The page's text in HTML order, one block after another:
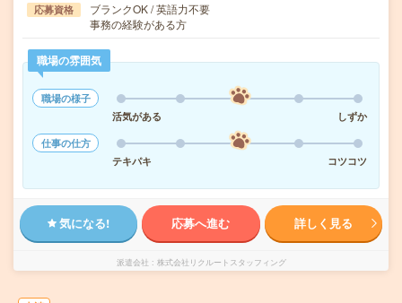
応募資格
ブランクOK / 英語力不要
事務の経験がある方
職場の雰囲気
職場の様子
活気がある
しずか
仕事の仕方
テキパキ
コツコツ
気になる! 応募へ進む 詳しく見る
派遣会社 株式会社リクルートスタッフィング